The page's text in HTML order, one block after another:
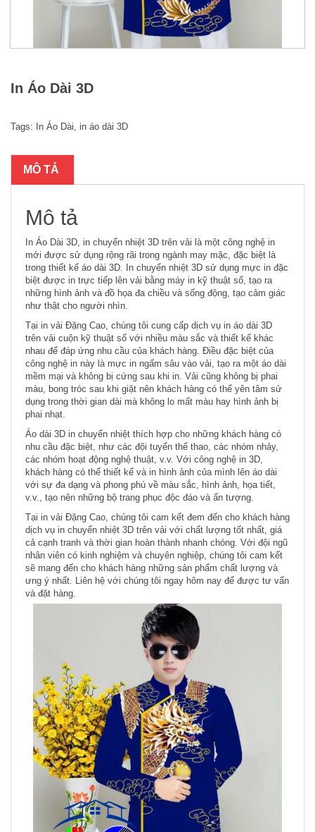
In Áo Dài 3D
Tags: In Áo Dài in áo dài 3D
MÔ TẢ
Mô tả
In Áo Dài 3D, in chuyển nhiệt 3D trên vải là một công nghệ in
mới được sử dụng rộng rãi trong ngành may mặc, đặc biệt là
trong thiết kế áo dài 3D. In chuyển nhiệt 3D sử dụng mực in đặc
biệt được in trực tiếp lên vải bằng máy in kỹ thuật số, tạo ra
những hình ảnh và đồ họa đa chiều và sống động, tạo cảm giác
như thật cho người nhìn.
Tại in vải Đặng Cao, chúng tôi cung cấp dịch vụ in áo dài 3D
trên vải cuộn kỹ thuật số với nhiều màu sắc và thiết kế khác
nhau để đáp ứng nhu cầu của khách hàng. Điều đặc biệt của
công nghệ in này là mực in ngấm sâu vào vải, tạo ra một áo dài
mềm mại và không bị cứng sau khi in. Vải cũng không bị phai
màu, bong tróc sau khi giặt nên khách hàng có thể yên tâm sử
dụng trong thời gian dài mà không lo mất màu hay hình ảnh bị
phai nhạt.
Áo dài 3D in chuyển nhiệt thích hợp cho những khách hàng có
nhu cầu đặc biệt, như các đội tuyển thể thao, các nhóm nhảy,
các nhóm hoạt động nghệ thuật, v.v. Với công nghệ in 3D,
khách hàng có thể thiết kế và in hình ảnh của mình lên áo dài
với sự đa dạng và phong phú về màu sắc, hình ảnh, họa tiết,
v.v., tạo nên những bộ trang phục độc đáo và ấn tượng.
Tại in vải Đặng Cao, chúng tôi cam kết đem đến cho khách hàng
dịch vụ in chuyển nhiệt 3D trên vải với chất lượng tốt nhất, giá
cả cạnh tranh và thời gian hoàn thành nhanh chóng. Với đội ngũ
nhân viên có kinh nghiệm và chuyên nghiệp, chúng tôi cam kết
sẽ mang đến cho khách hàng những sản phẩm chất lượng và
ưng ý nhất. Liên hệ với chúng tôi ngay hôm nay để được tư vấn
và đặt hàng.